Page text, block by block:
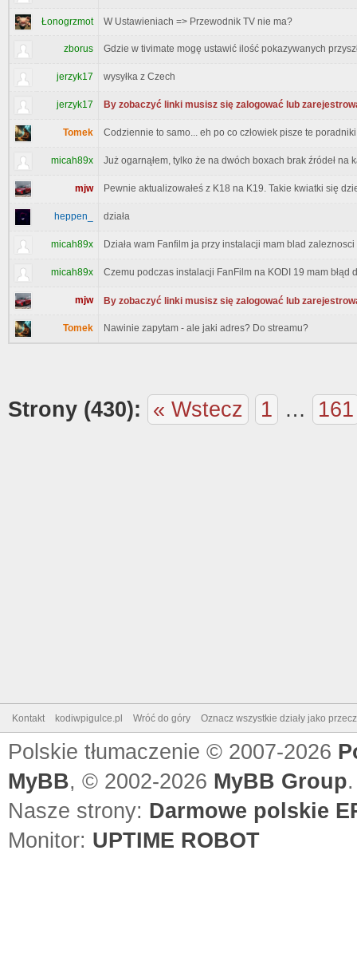
Łonogrzmot W Ustawieniach => Przewodnik TV nie ma?
zborus Gdzie w tivimate mogę ustawić ilość pokazywanych
jerzyk17 wysyłka z Czech
jerzyk17 By zobaczyć linki musisz się zalogować lub
Tomek Codziennie to samo... eh po co człowiek pisze te
micah89x Już ogarnąłem, tylko że na dwóch boxach brak źródeł na
mjw Pewnie aktualizowałeś z K18 na K19. Takie kwiatki się
heppen_ działa
micah89x Działa wam Fanfilm ja przy instalacji mam blad
micah89x Czemu podczas instalacji FanFilm na KODI 19 mam błąd
mjw By zobaczyć linki musisz się zalogować lub
Tomek Nawinie zapytam - ale jaki adres? Do streamu?
Strony (430): « Wstecz 1 … 161
Kontakt kodiwpigulce.pl Wróć do góry Oznacz wszystkie działy jako
Polskie tłumaczenie © 2007-2026
MyBB, © 2002-2026 MyBB Group.
Nasze strony: Darmowe polskie
Monitor: UPTIME ROBOT